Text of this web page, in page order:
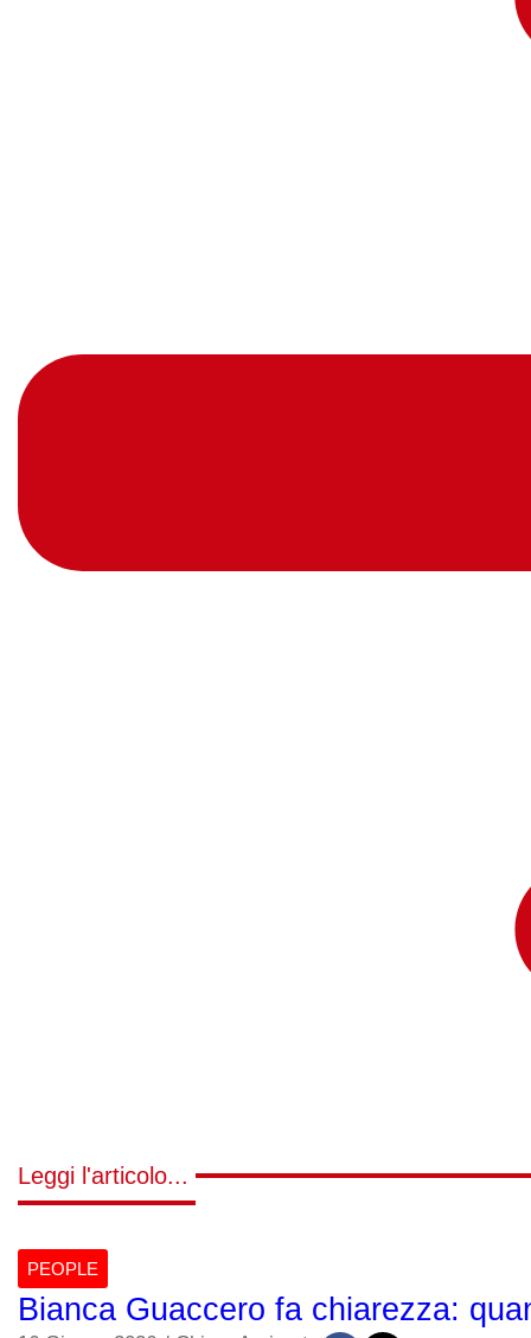
Leggi l'articolo...
PEOPLE
Bianca Guaccero fa chiarezza: